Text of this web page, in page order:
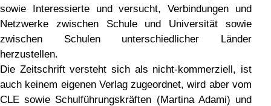
sowie Interessierte und versucht, Verbindungen und
Netzwerke zwischen Schule und Universität sowie
zwischen Schulen unterschiedlicher Länder
herzustellen.
Die Zeitschrift versteht sich als nicht-kommerziell, ist
auch keinem eigenen Verlag zugeordnet, wird aber vom
CLE sowie Schulführungskräften (Martina Adami) und